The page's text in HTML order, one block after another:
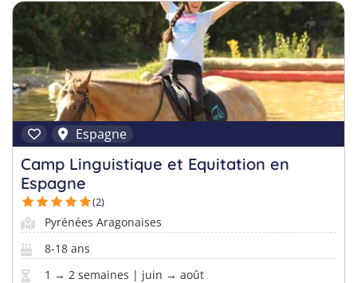
Espagne
Camp Linguistique et Equitation en
Espagne
(2)
Pyrénées Aragonaises
8-18 ans
1 → 2 semaines | juin → août